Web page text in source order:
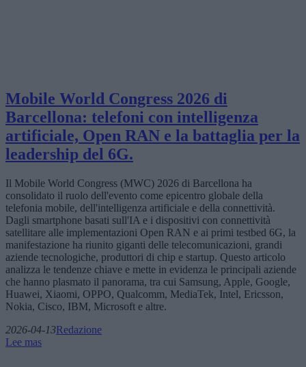
Mobile World Congress 2026 di
Barcellona: telefoni con intelligenza
artificiale, Open RAN e la battaglia per la
leadership del 6G.
Il Mobile World Congress (MWC) 2026 di Barcellona ha
consolidato il ruolo dell'evento come epicentro globale della
telefonia mobile, dell'intelligenza artificiale e della connettività.
Dagli smartphone basati sull'IA e i dispositivi con connettività
satellitare alle implementazioni Open RAN e ai primi testbed 6G, la
manifestazione ha riunito giganti delle telecomunicazioni, grandi
aziende tecnologiche, produttori di chip e startup. Questo articolo
analizza le tendenze chiave e mette in evidenza le principali aziende
che hanno plasmato il panorama, tra cui Samsung, Apple, Google,
Huawei, Xiaomi, OPPO, Qualcomm, MediaTek, Intel, Ericsson,
Nokia, Cisco, IBM, Microsoft e altre.
2026-04-13Redazione
Lee mas